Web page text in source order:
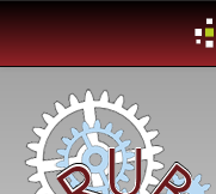
navigation